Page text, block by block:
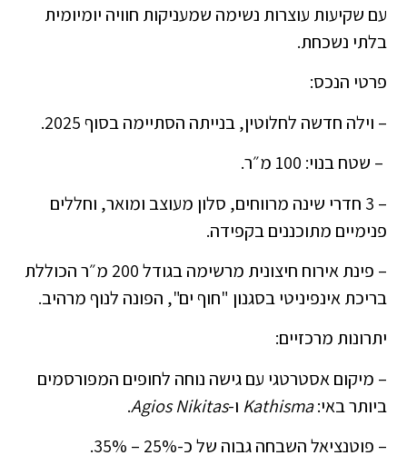
עם שקיעות עוצרות נשימה שמעניקות חוויה יומיומית
בלתי נשכחת.
פרטי הנכס:
– וילה חדשה לחלוטין, בנייתה הסתיימה בסוף 2025.
– שטח בנוי: 100 מ״ר.
– 3 חדרי שינה מרווחים, סלון מעוצב ומואר, וחללים
פנימיים מתוכננים בקפידה.
– פינת אירוח חיצונית מרשימה בגודל 200 מ״ר הכוללת
בריכת אינפיניטי בסגנון "חוף ים", הפונה לנוף מרהיב.
יתרונות מרכזיים:
– מיקום אסטרטגי עם גישה נוחה לחופים המפורסמים
ביותר באי:Kathisma ו-Agios Nikitas
.
– פוטנציאל השבחה גבוה של כ-25% – 35%.